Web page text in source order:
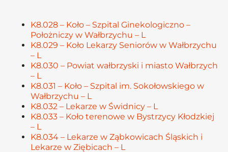
K8.028 – Koło – Szpital Ginekologiczno –
Położniczy w Wałbrzychu – L
K8.029 – Koło Lekarzy Seniorów w Wałbrzychu
– L
K8.030 – Powiat wałbrzyski i miasto Wałbrzych
– L
K8.031 – Koło – Szpital im. Sokołowskiego w
Wałbrzychu – L
K8.032 – Lekarze w Świdnicy – L
K8.033 – Koło terenowe w Bystrzycy Kłodzkiej
– L
K8.034 – Lekarze w Ząbkowicach Śląskich i
Lekarze w Ziębicach – L